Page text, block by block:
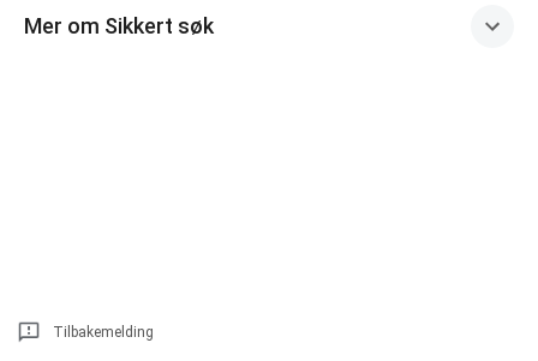
Mer om Sikkert søk
Tilbakemelding